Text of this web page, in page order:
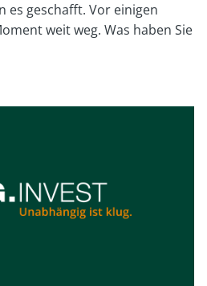
es geschafft. Vor einigen
weit weg. Was haben Sie